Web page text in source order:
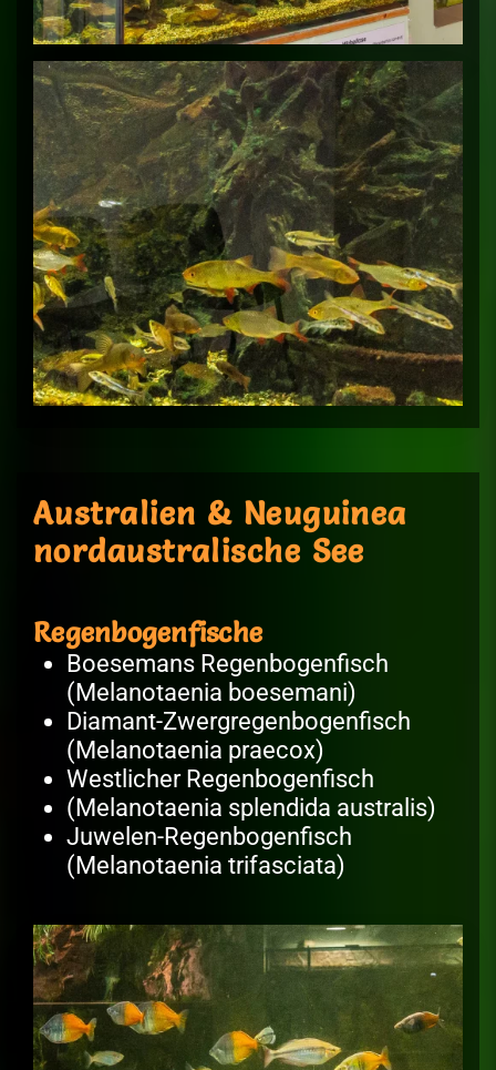
Australien & Neuguinea
nordaustralische See
Regenbogenfische
Boesemans Regenbogenfisch
(Melanotaenia boesemani)
Diamant-Zwergregenbogenfisch
(Melanotaenia praecox)
Westlicher Regenbogenfisch
(Melanotaenia splendida australis)
Juwelen-Regenbogenfisch
(Melanotaenia trifasciata)